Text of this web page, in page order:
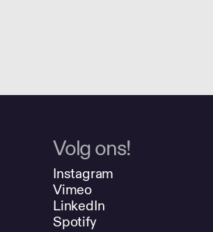
Volg ons!
Instagram
Vimeo
LinkedIn
Spotify